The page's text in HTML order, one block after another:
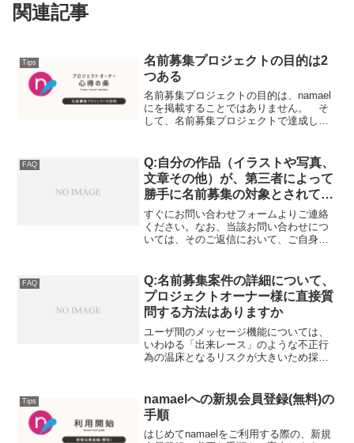
関連記事
Tips
名前募集プロジェクトの目的は2
つある
名前募集プロジェクトの目的は、namael
にを掲載することではありません。 そ
して、名前募集プロジェクトで達成しう
とつは、あなたの名前募集プロジェクト
に多数の提案（...
FAQ
Q:自分の作品（イラストや写真、
文章その他）が、第三者によって
勝手に名前募集の対象とされてい
ます
すぐにお問い合わせフォームよりご連絡
ください。なお、当該お問い合わせにつ
いては、そのご返信において、ご自身が
す。また、通報者が当該著作物に法的な
権利を有しない第三者であ...
FAQ
Q:名前募集案件の詳細について、
プロジェクトオーナー様に直接質
問する方法はありますか
ユーザ間のメッセージ機能については、
いわゆる「出来レース」のような不正行
為の温床となるリスクが大きいため採用
Tips
namaelへの新規会員登録(無料)の
手順
はじめてnamaelをご利用する際の、新規